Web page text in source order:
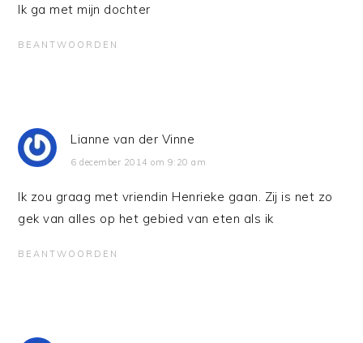
Ik ga met mijn dochter
BEANTWOORDEN
Lianne van der Vinne
6 december 2014 om 9:20 am
Ik zou graag met vriendin Henrieke gaan. Zij is net zo
gek van alles op het gebied van eten als ik
BEANTWOORDEN